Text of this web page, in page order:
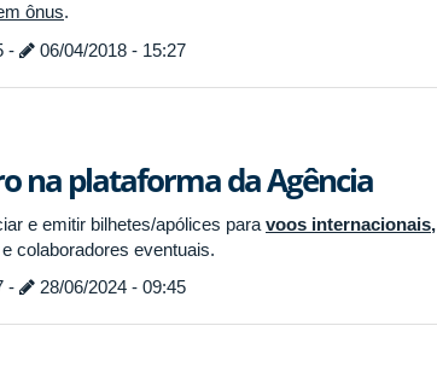
ônus.
- 06/04/2018 - 15:27
na plataforma da Agência
e emitir bilhetes/apólices para voos internacionais,
colaboradores eventuais.
- 28/06/2024 - 09:45